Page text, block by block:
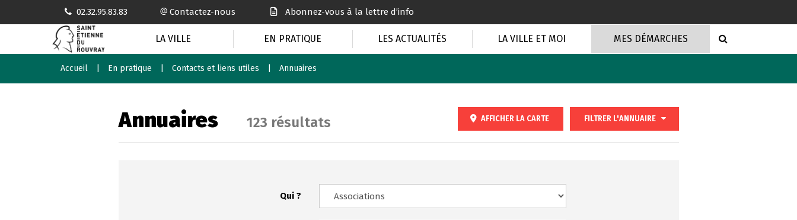
02.32.95.83.83 Contactez-nous Abonnez-vous à la lettre d’info
LA VILLE EN PRATIQUE LES ACTUALITÉS LA VILLE ET MOI MES DÉMARCHES
Accueil En pratique Contacts et liens utiles Annuaires
Annuaires 123 résultats AFFICHER LACARTE FILTRER L'ANNUAIRE
Qui ?